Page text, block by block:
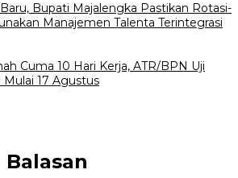
Bupati Majalengka Pastikan Rotasi-
Manajemen Talenta Terintegrasi
Cuma 10 Hari Kerja, ATR/BPN Uji
Mulai 17 Agustus